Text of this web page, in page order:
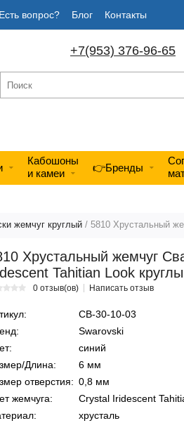
Есть вопрос? Блог Контакты
+7(953) 376-96-65
Кабошоны
и камеи
👉Бренды
жемчуг круглый / 5810 Хрустальный
Хрустальный жемчуг
Tahitian Look
0 отзыв(ов) Написать отзыв
СВ-30-10-03
Swarovski
синий
Длина:
6 мм
отверстия: 0,8 мм
жемчуга:
Crystal Iridescent
хрусталь